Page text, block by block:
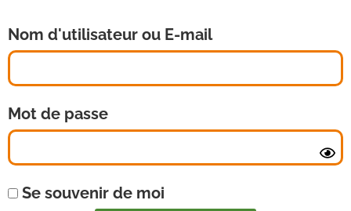
Nom d'utilisateur ou E-mail
Mot de passe
Se souvenir de moi